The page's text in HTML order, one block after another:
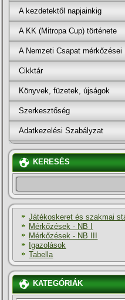
A kezdetektől napjainkig
A KK (Mitropa Cup) története
A Nemzeti Csapat mérkőzései
Cikktár
Könyvek, füzetek, újságok
Szerkesztőség
Adatkezelési Szabályzat
KERESÉS
Játékoskeret és szakmai
Mérkőzések - NB I
Mérkőzések - NB III
Igazolások
Tabella
KATEGÓRIÁK